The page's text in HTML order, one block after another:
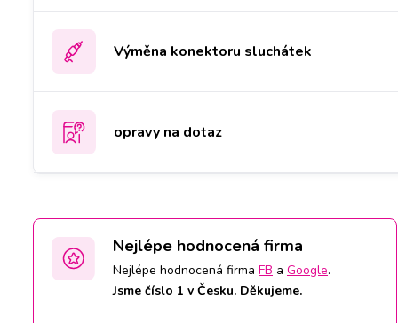
Výměna konektoru sluchátek
opravy na dotaz
Nejlépe hodnocená firma
Nejlépe hodnocená firma FB a Google.
Jsme číslo 1 v Česku. Děkujeme.